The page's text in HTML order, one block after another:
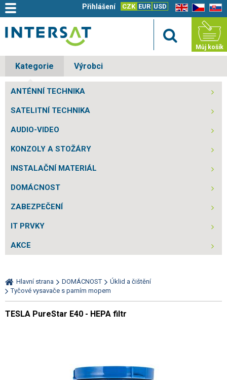
EN CZ SK
CZK EUR USD
Přihlášení
Můj košík
Kategorie Výrobci
ANTÉNNÍ TECHNIKA
SATELITNÍ TECHNIKA
AUDIO-VIDEO
KONZOLY A STOŽÁRY
INSTALAČNÍ MATERIÁL
DOMÁCNOST
ZABEZPEČENÍ
IT PRVKY
AKCE
Hlavní strana DOMÁCNOST
Úklid a čištění
Tyčové vysavače s parním mopem
TESLA PureStar E40 - HEPA filtr